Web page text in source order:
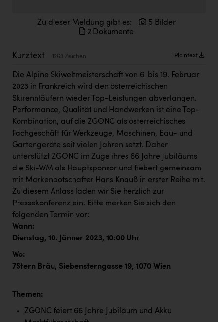
ERLUS AG
Fristads Austria
HIG Infomotion Group
IFE Austria GmbH
Immotech
INTERSPAR
INTERSPORT Austria
Jesolo
Jane Goodall Institute Austria
Kärcher
Karin Liedl
KLIPP Frisör
Kleider Bauer
Zu dieser Meldung gibt es:
5 Bilder
2 Dokumente
Kurztext 1263 Zeichen Plaintext
Die Alpine Skiweltmeisterschaft von 6. bis 19. Februar
2023 in Frankreich wird den österreichischen
Skirennläufern wieder Top-Leistungen abverlangen.
Performance, Qualität und Handwerken ist eine Top-
Kombination, auf die ZGONC als österreichisches
Fachgeschäft für Werkzeuge, Maschinen, Bau- und
Gartengeräte seit vielen Jahren setzt. Daher
unterstützt ZGONC im Zuge ihres 66 Jahre Jubiläums
die Ski-WM als Hauptsponsor und fiebert gemeinsam
mit Markenbotschafter Hans Knauß in erster Reihe mit.
Zu diesem Anlass laden wir Sie herzlich zur
Pressekonferenz ein. Bitte merken Sie sich den
folgenden Termin vor:
Wann:
Dienstag, 10. Jänner 2023, 10:00 Uhr
Wo:
7Stern Bräu, Siebensterngasse 19, 1070 Wien
Themen:
ZGONC feiert 66 Jahre Jubiläum und Akku